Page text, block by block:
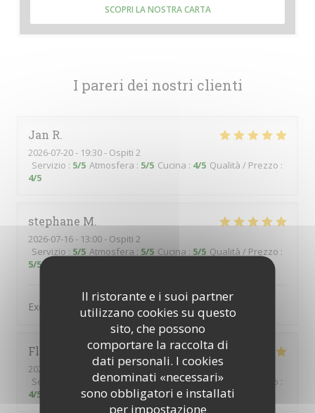
Il ristorante e i suoi partner
utilizzano cookies su questo
sito, che possono
comportare la raccolta di
dati personali. I cookies
denominati «necessari»
sono obbligatori e installati
per impostazione
I pareri dei nostri clienti
Jan R
2026-07-20- 19:30 - Ospiti 2
Servizio : 5/5 Atmosfera : 5/5 Cucina : 4/5 Qualità / Prezzo :
4/5
stephane M
2026-07-16- 13:00 - Ospiti 2
Servizio : 5/5 Atmosfera : 5/5 Cucina : 5/5 Qualità / Prezzo :
5/5
Excellent et personnel charmant et avenant
Florence
2026-06-24
- 12:15 - Ospiti 2
Servizio
Atmosfera: 4/5 Cucina:5/5 Qualità / Prezzo :
4/5
SCOPRI LA NOSTRA CARTA